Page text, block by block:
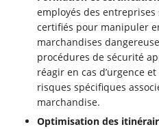
employés des
certifiés pour manipuler
marchandises
procédures de sécurité
réagir en cas d’urgence
risques spécifiques
marchandise.
Optimisation des